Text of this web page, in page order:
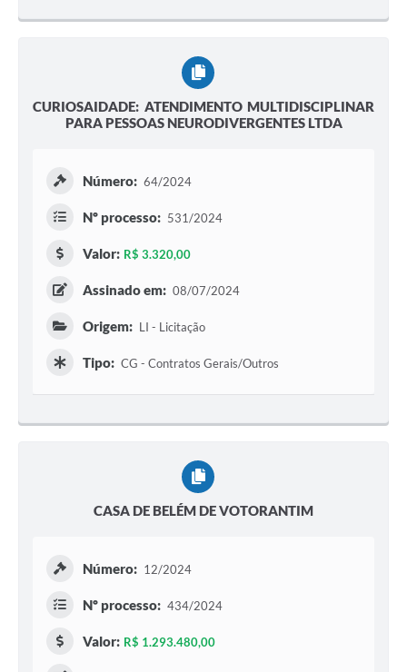
CURIOSAIDADE: ATENDIMENTO MULTIDISCIPLINAR
PARA PESSOAS NEURODIVERGENTES LTDA
Número: 64/2024
Nº processo: 531/2024
Valor: R$ 3.320,00
Assinado em: 08/07/2024
Origem: LI - Licitação
Tipo: CG - Contratos Gerais/Outros
CASA DE BELÉM DE VOTORANTIM
Número: 12/2024
Nº processo: 434/2024
Valor: R$ 1.293.480,00